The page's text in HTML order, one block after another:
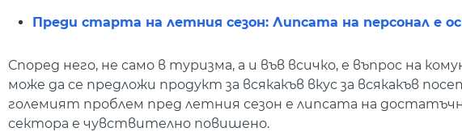
Преди старта на летния сезон: Липсата на персонал е
Според него, не само в туризма, а и във всичко, е въпрос на
може да се предложи продукт за всякакъв вкус за всякакъв
големият проблем пред летния сезон е липсата на
сектора е чувствително повишено.